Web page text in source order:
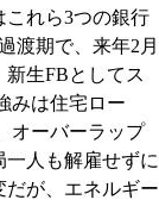
これら3つの銀行
渡期で、来年2月
生FBとしてス
みは住宅ロー
オーバーラップ
人も解雇せずに
が、エネルギー